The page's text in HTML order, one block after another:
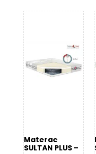
119 zł
Materac
SULTAN PLUS –